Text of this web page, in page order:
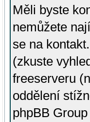
Měli byste
nemůžete
se na
(zkuste
freeserveru
oddělení
phpBB